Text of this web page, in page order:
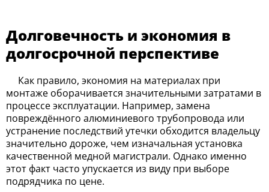
Долговечность и экономия в
долгосрочной перспективе
Как правило, экономия на материалах при
монтаже оборачивается значительными затратами в
процессе эксплуатации. Например, замена
повреждённого алюминиевого трубопровода или
устранение последствий утечки обходится владельцу
значительно дороже, чем изначальная установка
качественной медной магистрали. Однако именно
этот факт часто упускается из виду при выборе
подрядчика по цене.